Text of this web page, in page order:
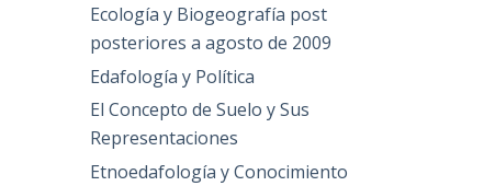
Ecología y Biogeografía post
posteriores a agosto de 2009
Edafología y Política
El Concepto de Suelo y Sus
Representaciones
Etnoedafología y Conocimiento